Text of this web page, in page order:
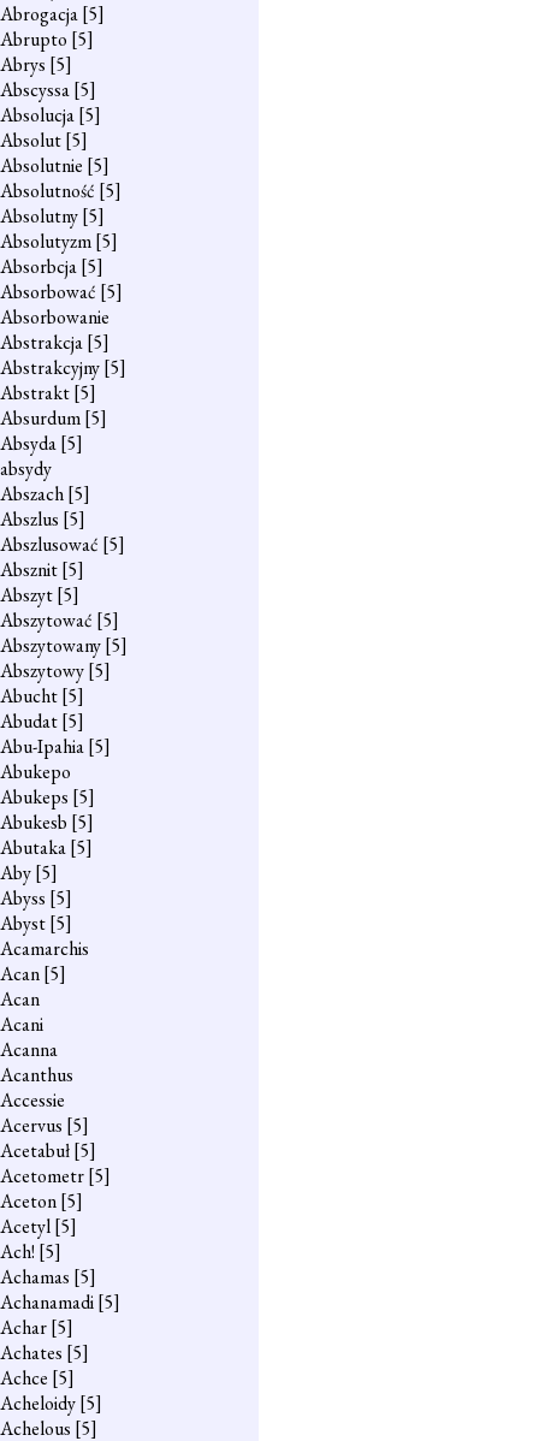
Abrogacja[5]
Abrupto [5]
Abrys [5]
Abscyssa[5]
Absolucja[5]
Absolut[5]
Absolutnie [5]
Absolutność [5]
Absolutny[5]
Absolutyzm[5]
Absorbcja[5]
Absorbować [5]
Absorbowanie
Abstrakcja[5]
Abstrakcyjny[5]
Abstrakt[5]
Absurdum[5]
Absyda[5]
absydy
Abszach[5]
Abszlus [5]
Abszlusować [5]
Absznit[5]
Abszyt[5]
Abszytować [5]
Abszytowany[5]
Abszytowy[5]
Abucht[5]
Abudat[5]
Abu-Ipahia[5]
Abukepo
Abukeps [5]
Abukesb [5]
Abutaka[5]
Aby[5]
Abyss [5]
Abyst[5]
Acamarchis
Acan[5]
Acan
Acani
Acanna
Acanthus
Accessie
Acervus [5]
Acetabuł[5]
Acetometr[5]
Aceton[5]
Acetyl[5]
Ach! [5]
Achamas [5]
Achanamadi[5]
Achar[5]
Achates [5]
Achce [5]
Acheloidy[5]
Achelous [5]